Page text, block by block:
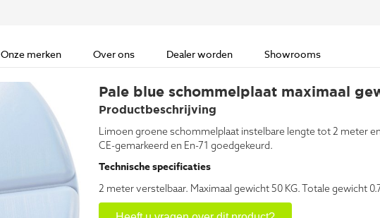
Onze merken Over ons Dealer worden Showrooms
Pale blue schommelplaat maximaal
Productbeschrijving
Limoen groene schommelplaat instelbare lengte tot 2 meter
CE-gemarkeerd en En-71 goedgekeurd.
Technische specificaties
2 meter verstelbaar. Maximaal gewicht 50 KG. Totale gewicht